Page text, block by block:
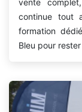
continue tout
formation
Bleu pour